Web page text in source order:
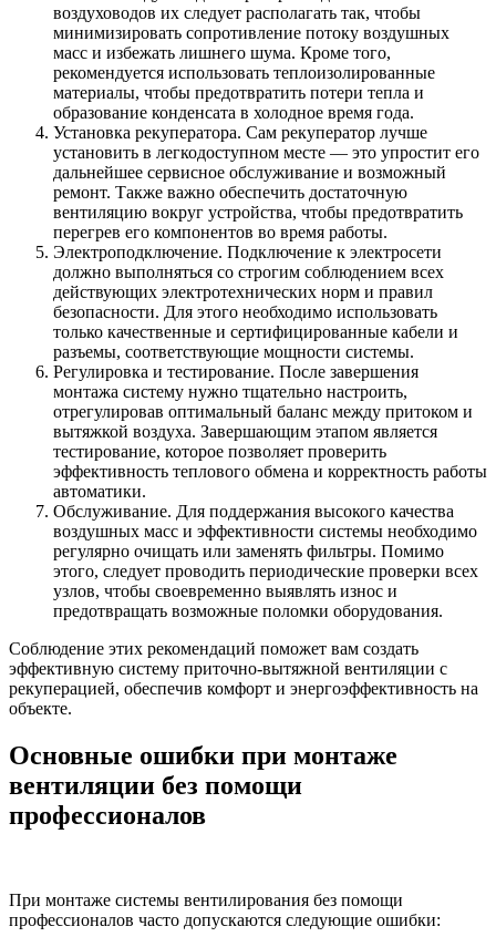
воздуховодов их следует располагать так, чтобы
минимизировать сопротивление потоку воздушных
масс и избежать лишнего шума. Кроме того,
рекомендуется использовать теплоизолированные
материалы, чтобы предотвратить потери тепла и
образование конденсата в холодное время года.
Установка рекуператора. Сам рекуператор лучше
установить в легкодоступном месте — это упростит его
дальнейшее сервисное обслуживание и возможный
ремонт. Также важно обеспечить достаточную
вентиляцию вокруг устройства, чтобы предотвратить
перегрев его компонентов во время работы.
Электроподключение. Подключение к электросети
должно выполняться со строгим соблюдением всех
действующих электротехнических норм и правил
безопасности. Для этого необходимо использовать
только качественные и сертифицированные кабели и
разъемы, соответствующие мощности системы.
Регулировка и тестирование. После завершения
монтажа систему нужно тщательно настроить,
отрегулировав оптимальный баланс между притоком и
вытяжкой воздуха. Завершающим этапом является
тестирование, которое позволяет проверить
эффективность теплового обмена и корректность работы
автоматики.
Обслуживание. Для поддержания высокого качества
воздушных масс и эффективности системы необходимо
регулярно очищать или заменять фильтры. Помимо
этого, следует проводить периодические проверки всех
узлов, чтобы своевременно выявлять износ и
предотвращать возможные поломки оборудования.
Соблюдение этих рекомендаций поможет вам создать
эффективную систему приточно-вытяжной вентиляции с
рекуперацией, обеспечив комфорт и энергоэффективность на
объекте.
Основные ошибки при монтаже
вентиляции без помощи
профессионалов
При монтаже системы вентилирования без помощи
профессионалов часто допускаются следующие ошибки: